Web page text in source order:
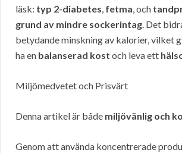
läsk: typ 2-diabetes, fetma, och
grund av mindre sockerintag. Det
betydande minskning av kalorier, vilket
ha en balanserad kost och leva ett
Miljömedvetet och Prisvärt
Denna artikel är både miljövänlig och
Genom att använda koncentrerade